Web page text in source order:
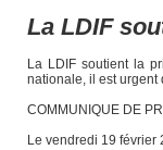
La LDIF
La LDIF soutient la
nationale, il est urgent
COMMUNIQUE DE
Le vendredi 19 février